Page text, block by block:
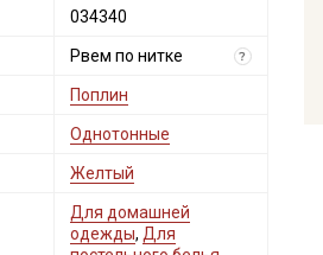
034340
Рвем по нитке ?
Поплин
Однотонные
Желтый
Для домашней
одежды, Для